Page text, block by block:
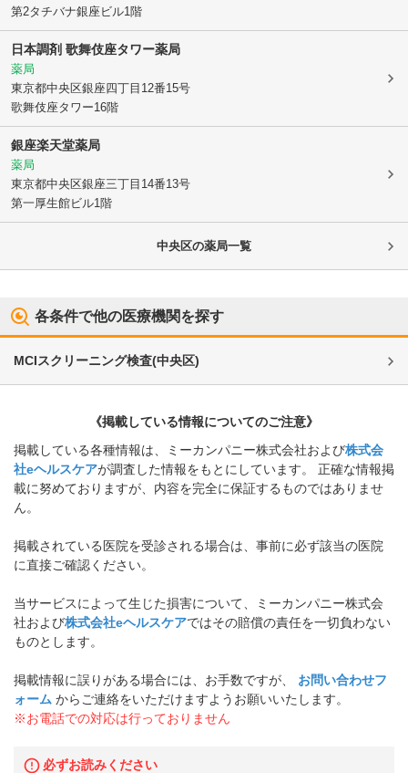
第2タチバナ銀座ビル1階
日本調剤 歌舞伎座タワー薬局
薬局
東京都中央区銀座四丁目12番15号
歌舞伎座タワー16階
銀座楽天堂薬局
薬局
東京都中央区銀座三丁目14番13号
第一厚生館ビル1階
中央区の薬局一覧
各条件で他の医療機関を探す
MCIスクリーニング検査(中央区)
《掲載している情報についてのご注意》
掲載している各種情報は、ミーカンパニー株式会社および株式会
社eヘルスケアが調査した情報をもとにしています。 正確な情報掲
載に努めておりますが、内容を完全に保証するものではありませ
ん。
掲載されている医院を受診される場合は、事前に必ず該当の医院
に直接ご確認ください。
当サービスによって生じた損害について、ミーカンパニー株式会
社および株式会社eヘルスケアではその賠償の責任を一切負わない
ものとします。
掲載情報に誤りがある場合には、お手数ですが、
お問い合わせフ
ォーム からご連絡をいただけますようお願いいたします。
※お電話での対応は行っておりません
必ずお読みください